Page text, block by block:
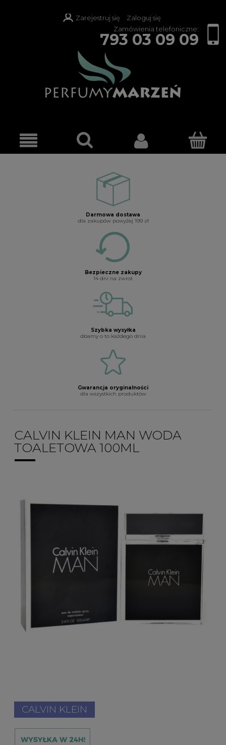
Zarejestruj się
Zaloguj się
Zamówienia telefoniczne:
793 03 09 09
Darmowa dostawa
dla zakupów powyżej 199 zł
Bezpieczne zakupy
14 dni na zwrot
Szybka wysyłka
dbamy o to każdego dnia
Gwarancja oryginalności
dla wszystkich produktów
CALVIN KLEIN MAN WODA
TOALETOWA 100ML
CALVIN KLEIN